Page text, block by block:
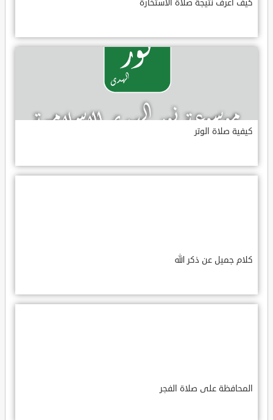
كيف أعرف نتيجة صلاة الاستخارة
كيفية صلاة الوتر
كلام جميل عن ذكر الله
المحافظة على صلاة الفجر